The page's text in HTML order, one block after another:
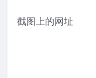
截图上的网址